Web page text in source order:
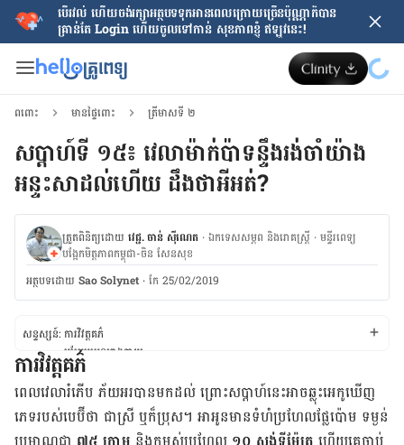
បើរវល់ ហើយចង់​រក្សាអត្ថបទទុកអានពេលក្រោយ​ច្រើនប៉ុណ្ណាក៏បាន
គ្រាន់តែ​ Login ហើយចូលទៅកាន់ សុខភាពខ្ញុំ ឥឡូវនេះ!
ពពោះ មានផ្ទៃពោះ ត្រីមាសទី ២
សប្តាហ៍ទី ១៥៖ វេលាម៉ាក់ប៉ាទន្ទឹងរង់ចាំយ៉ាង
អន្ទះសាដល់ហើយ ដឹងថាអីអត់?
ត្រួតពិនិត្យដោយ វេជ្ជ. ចាន់ ស៊ីណេត ·ឯកទេសសម្ភព និងរោគស្ត្រី ·ម​ន្ទីរពេទ្យ
បង្អែកមិត្តភាពកម្ពុជា-ចិន សែនសុខ
អត្ថបទ​ដោយ Sao Solynet ·កែ 25/02/2019
សន្ទស្សន៍: ការ​​​វិវត្តគភ៌​
បម្រែបម្រួលរាងកាយ
ការ​​​ណាត់​​​ជួប​​​គ្រូពេទ្យ
សុខភាព និង សុវត្ថិភាព
ការ​​​វិវត្តគភ៌​
ពេល​វេលា​រំភើប ភ័យអរ​បាន​មក​ដល់ ព្រោះ​សប្តាហ៍​នេះ​អាច​ឆ្លុះ​អេកូ​ឃើញ​
ភេទ​របស់​បេប៊ី​ថា ជា​ស្រី ឬ​ក៏​ប្រុស។ អាអូន​មាន​​​ទំហំ​​​ប្រហែល​​​ផ្លែ​​​ប៉ោម ទម្ងន់​​​